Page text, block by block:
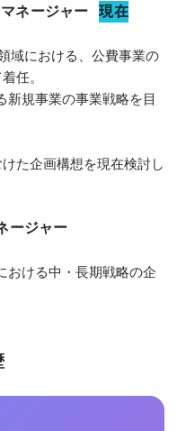
ネージャー 現在
域における、公費事業の
任。
規事業の事業戦略を目
た企画構想を現在検討し
ージャー
おける中・長期戦略の企